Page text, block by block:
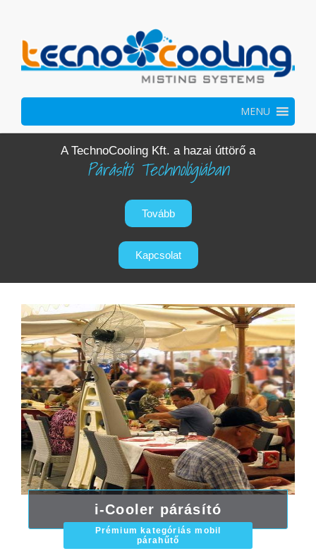
MENU
A TechnoCooling Kft. a hazai úttörő a
Párásító Technológiában
Tovább
Kapcsolat
i-Cooler párásító
Prémium kategóriás mobil
párahűtő